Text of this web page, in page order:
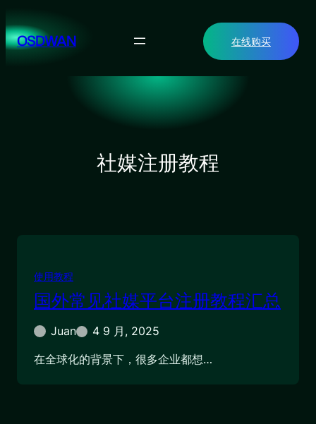
至
内OSDWAN 在线购买
社媒注册教程
使用教程
国外常见社媒平台注册教程汇总
Juan
4 9 月, 2025
在全球化的背景下，很多企业都想…